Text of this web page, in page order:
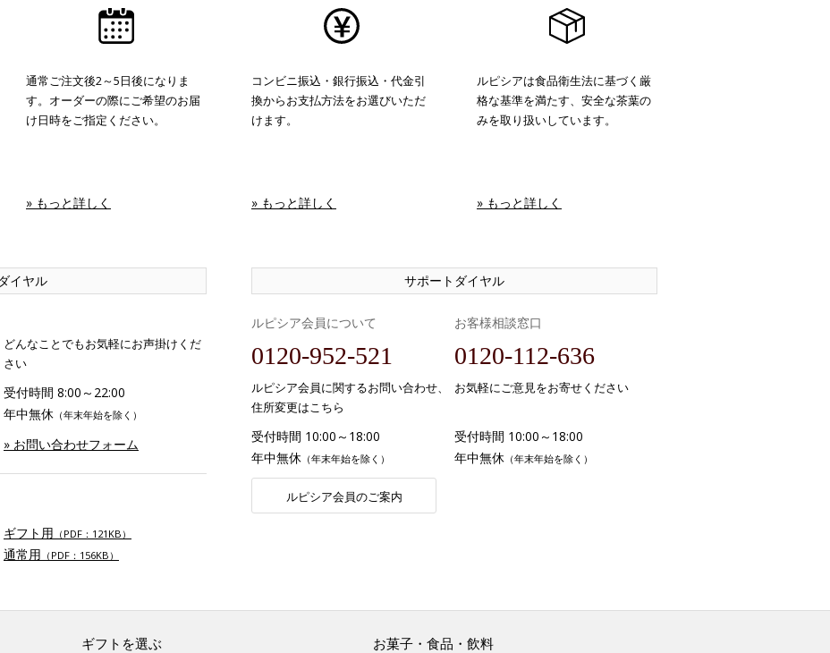
通常ご注文後2～5日後になりま
す。オーダーの際にご希望のお届
け日時をご指定ください。
» もっと詳しく
コンビニ振込・銀行振込・代金引
換からお支払方法をお選びいただ
けます。
» もっと詳しく
ルピシアは食品衛生法に基づく厳
格な基準を満たす、安全な茶葉の
みを取り扱いしています。
» もっと詳しく
イヤル
どんなことでもお気軽にお声掛けくだ
さい
受付時間 8:00～22:00
年中無休 （年末年始を除く）
» お問い合わせフォーム
ギフト用 （PDF：121KB）
通常用 （PDF：156KB）
サポートダイヤル
ルピシア会員について
0120-952-521
ルピシア会員に関するお問い合わせ、
住所変更はこちら
受付時間 10:00～18:00
年中無休 （年末年始を除く）
ルピシア会員のご案内
お客様相談窓口
0120-112-636
お気軽にご意見をお寄せください
受付時間 10:00～18:00
年中無休 （年末年始を除く）
ギフトを選ぶ お菓子・食品・飲料